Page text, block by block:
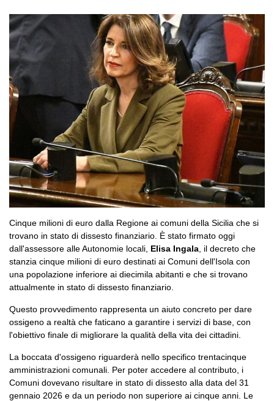
Cinque milioni di euro dalla Regione ai comuni della Sicilia che si
trovano in stato di dissesto finanziario. È stato firmato oggi
dall'assessore alle Autonomie locali, Elisa Ingala , il decreto che
stanzia cinque milioni di euro destinati ai Comuni dell'Isola con
una popolazione inferiore ai diecimila abitanti e che si trovano
attualmente in stato di dissesto finanziario.
Questo provvedimento rappresenta un aiuto concreto per dare
ossigeno a realtà che faticano a garantire i servizi di base, con
l'obiettivo finale di migliorare la qualità della vita dei cittadini.
La boccata d'ossigeno riguarderà nello specifico trentacinque
amministrazioni comunali. Per poter accedere al contributo, i
Comuni dovevano risultare in stato di dissesto alla data del 31
gennaio 2026 e da un periodo non superiore ai cinque anni. Le